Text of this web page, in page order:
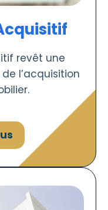
revêt une
l’acquisition